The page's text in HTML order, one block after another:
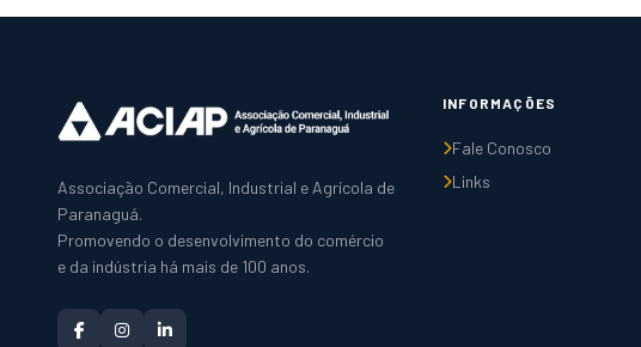
Associação Comercial, Industrial e Agrícola de
Paranaguá.
Promovendo o desenvolvimento do comércio
e da indústria há mais de 100 anos.
INFORMAÇÕES
Fale Conosco
Links